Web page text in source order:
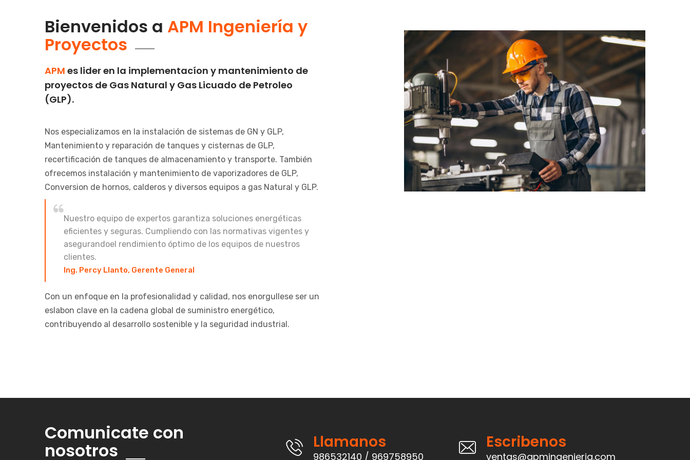
Bienvenidos a APM Ingeniería y
Proyectos
APM es lider en la implementacíon y mantenimiento de
proyectos de Gas Natural y Gas Licuado de Petroleo
(GLP).
Nos especializamos en la instalación de sistemas de GN y GLP,
Mantenimiento y reparación de tanques y cisternas de GLP,
recertificación de tanques de almacenamiento y transporte. También
ofrecemos instalación y mantenimiento de vaporizadores de GLP,
Conversion de hornos, calderos y diversos equipos a gas Natural y GLP.
Nuestro equipo de expertos garantiza soluciones energéticas
eficientes y seguras. Cumpliendo con las normativas vigentes y
asegurandoel rendimiento óptimo de los equipos de nuestros
clientes.
Ing. Percy Llanto, Gerente General
Con un enfoque en la profesionalidad y calidad, nos enorgullese ser un
eslabon clave en la cadena global de suministro energético,
contribuyendo al desarrollo sostenible y la seguridad industrial.
Comunicate con
nosotros Llamanos
986532140 / 969758950
Escribenos
ventas@apmingenieria.com